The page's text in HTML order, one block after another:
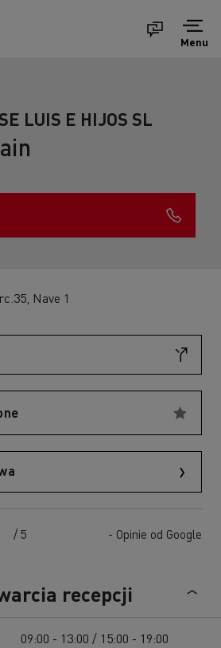
Menu
LUIS E HIJOS SL
Nave 1
/ 5 - Opinie od Google
recepcji
09:00 - 13:00 / 15:00 - 19:00